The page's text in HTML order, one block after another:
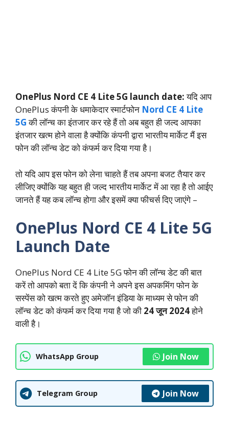
OnePlus Nord CE 4 Lite 5G launch date:यदि आप
OnePlus कंपनी के धमाकेदार स्मार्टफोन Nord CE 4 Lite
5Gकी लॉन्च का इंतजार कर रहे हैं तो अब बहुत ही जल्द आपका
इंतजार खत्म होने वाला है क्योंकि कंपनी द्वारा भारतीय मार्केट मैं इस
फोन की लॉन्च डेट को कंफर्म कर दिया गया है।
तो यदि आप इस फोन को लेना चाहते हैं तब अपना बजट तैयार कर
लीजिए क्योंकि यह बहुत ही जल्द भारतीय मार्केट में आ रहा है तो आईए
जानते हैं यह कब लॉन्च होगा और इसमें क्या फीचर्स दिए जाएंगे –
OnePlus Nord CE 4 Lite 5G
Launch Date
OnePlus Nord CE 4 Lite 5G फोन की लॉन्च डेट की बात
करें तो आपको बता दें कि कंपनी ने अपने इस अपकमिंग फोन के
सस्पेंस को खत्म करते हुए अमेजॉन इंडिया के माध्यम से फोन की
लॉन्च डेट को कंफर्म कर दिया गया है जो की 24 जून 2024होने
वाली है।
WhatsApp Group Join Now
Telegram Group Join Now